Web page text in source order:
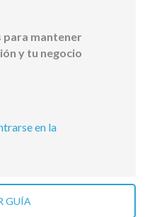
para mantener
y tu negocio
en la
GUÍA